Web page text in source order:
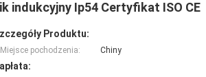
indukcyjny Ip54 Certyfikat ISO CE
Produktu:
Miejsce pochodzenia: Chiny